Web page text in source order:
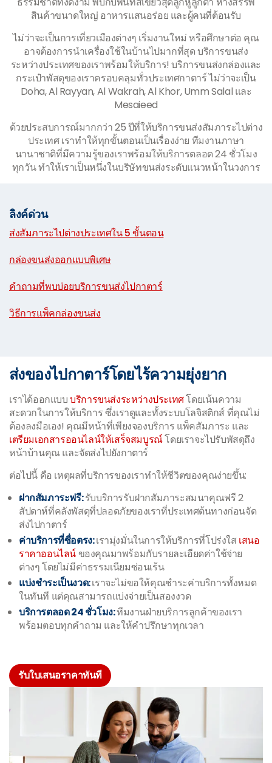
สินค้าขนาดใหญ่ อาหารแสนอร่อย และผู้คนที่ต้อนรับ
ไม่ว่าจะเป็นการเที่ยวเมืองต่างๆ เริ่มงานใหม่ หรือศึกษาต่อ คุณ
อาจต้องการนำเครื่องใช้ในบ้านไปมากที่สุด บริการขนส่ง
ระหว่างประเทศของเราพร้อมให้บริการ! บริการขนส่งกล่องและ
กระเป๋าพัสดุของเราครอบคลุมทั่วประเทศกาตาร์ ไม่ว่าจะเป็น
Doha, Al Rayyan, Al Wakrah, Al Khor, Umm Salal และ
Mesaieed
ด้วยประสบการณ์มากกว่า 25 ปีที่ให้บริการขนส่งสัมภาระไปต่าง
ประเทศ เราทำให้ทุกขั้นตอนเป็นเรื่องง่าย ทีมงานภาษา
นานาชาติที่มีความรู้ของเราพร้อมให้บริการตลอด 24 ชั่วโมง
ทุกวัน ทำให้เราเป็นหนึ่งในบริษัทขนส่งระดับแนวหน้าในวงการ
ลิงค์ด่วน
ส่งสัมภาระไปต่างประเทศใน 5 ขั้นตอน
กล่องขนส่งออกแบบพิเศษ
คำถามที่พบบ่อยบริการขนส่งไปกาตาร์
วิธีการแพ็คกล่องขนส่ง
ส่งของไปกาตาร์โดยไร้ความยุ่งยาก
เราได้ออกแบบบริการขนส่งระหว่างประเทศโดยเน้นความ
สะดวกในการให้บริการ ซึ่งเราดูและทั้งระบบโลจิสติกส์ ที่คุณไม่
ต้องลงมือเอง! คุณมีหน้าที่เพียงจองบริการ แพ็คสัมภาระ และ
เตรียมเอกสารออนไลน์ให้เสร็จสมบูรณ์โดยเราจะไปรับพัสดุถึง
หน้าบ้านคุณ และจัดส่งไปยังกาตาร์
ต่อไปนี้ คือ เหตุผลที่บริการของเราทำให้ชีวิตของคุณง่ายขึ้น:
ฝากสัมภาระฟรี:รับบริการรับฝากสัมภาระสมนาคุณฟรี 2
สัปดาห์ที่คลังพัสดุที่ปลอดภัยของเราที่ประเทศต้นทางก่อนจัด
ส่งไปกาตาร์
ค่าบริการที่ซื่อตรง:เรามุ่งมั่นในการให้บริการที่โปร่งใสเสนอ
ราคาออนไลน์ของคุณมาพร้อมกับรายละเอียดค่าใช้จ่าย
ต่างๆ โดยไม่มีค่าธรรมเนียมซ่อนเร้น
แบ่งชำระเป็นงวด:เราจะไม่ขอให้คุณชำระค่าบริการทั้งหมด
ในทันที แต่คุณสามารถแบ่งจ่ายเป็นสองงวด
บริการตลอด 24 ชั่วโมง:ทีมงานฝ่ายบริการลูกค้าของเรา
พร้อมตอบทุกคำถาม และให้คำปรึกษาทุกเวลา
รับใบเสนอราคาทันที